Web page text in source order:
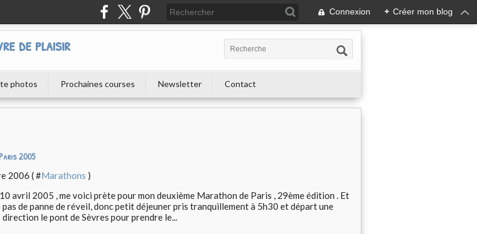
Connexion + Créer mon blog
de plaisir
photos Prochaines courses Newsletter Contact
2005
2006 ( #Marathons )
avril 2005 , me voici prète pour mon deuxième Marathon de Paris , 29ème édition . Et
de panne de réveil, donc petit déjeuner pris tranquillement à 5h30 et départ une
direction le pont de Sèvres pour prendre le...